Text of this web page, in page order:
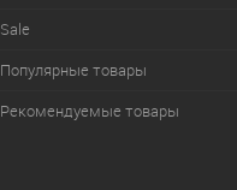
Sale
Популярные товары
Рекомендуемые товары